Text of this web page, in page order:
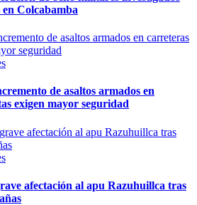
Colcabamba
de asaltos armados en
exigen mayor seguridad
afectación al apu Razuhuillca tras